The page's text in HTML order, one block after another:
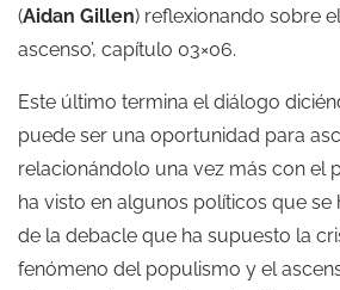
(Aidan Gillen) reflexionando sobre
ascenso’, capítulo 03×06.
Este último termina el diálogo
puede ser una oportunidad para
relacionándolo una vez más con el
ha visto en algunos políticos que
de la debacle que ha supuesto la
fenómeno del populismo y el